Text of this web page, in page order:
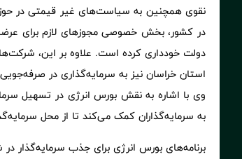
نقوی همچنین به سیاست‌های غیر قیمتی در
در کشور، بخش خصوصی مجوزهای لازم برای عرضه
دولت خودداری کرده است. علاوه بر این،
استان خراسان نیز به سرمایه‌گذاری در صرفه‌جویی
وی با اشاره به نقش بورس انرژی در تسهیل
به سرمایه‌گذاران کمک می‌کند تا از محل
برنامه‌های بورس انرژی برای جذب سرمایه‌گذار